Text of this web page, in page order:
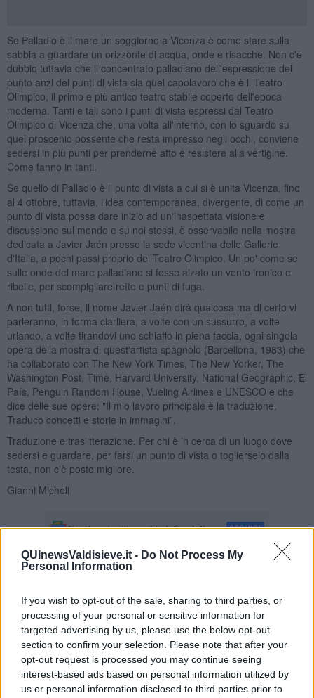
QUInewsValdisieve.it - Do Not Process My
Personal Information
If you wish to opt-out of the sale, sharing to third parties, or
processing of your personal or sensitive information for
targeted advertising by us, please use the below opt-out
section to confirm your selection. Please note that after your
opt-out request is processed you may continue seeing
interest-based ads based on personal information utilized by
us or personal information disclosed to third parties prior to
Se Palladio è il mare un soggiorno a Vicenza è come stare sulla
sabbia a guardare un orizzonte di acqua, onde e risacche. Non c'è
dubbio tuttavia che il concentrato palladiano dell'espressione del
punto anzi dei punti di vista sia quel capolavoro che è il Teatro
Olimpico, il primo e più antico teatro stabile coperto dell'epoca
moderna. Tanti e tali sono i punti di vista espressi dal Teatro
Olimpico di Vicenza che, una volta all'interno, con lo sguardo su
quel proscenio possente che resta impresso negli occhi, conviene
sedersi in più punti per prenderne atto e resistere alla vertigine.
Come fanno in tanti.
Se quello di Palladio è il punto di vista a cui si è unita Vicenza, fino
al 4 ottobre, tuttavia, l'idea contemporanea, divergente, di come un
punto di vista possa dare inizio ad un'inaspettata visione e
discussione sul mondo e su noi stessi, è osservabile nella mostra
dedicata a Javier Jaén presso la sede vicentina delle Gallerie
d'Italia, a pochi passi proprio del Teatro Olimpico. Un po' come se
sulle onde del mare palladiano si fosse alzato un vento ironico e
ribelle, per scompigliare rette e punti di fuga.
A non tutti, forse, il nome Javier Jaén dirà qualcosa ma di certo vi
parleranno, in forma ciarliera, a volte con un sussurro, a volte
urlando, a volte tirandovi uno schiaffo in piena faccia, ogni singola
opera della mostra di quest'artista spagnolo (Barcellona, 1983) che
ha collaborato con The New York Times, The New Yorker, The
Washington Post, Time, Harvard University, National Geographic, El
País, Penguin Random House, Vueling Airlines e UNESCO e che
dice delle sue opere: "Il mio lavoro principale è la traduzione.
Traduco concetti e storie in immagini”.
Traduzione e traslitterazione. Per chi è in cerca di un luogo dove
sedersi e guardare, per farsi un punto di vista o toglierselo dalla
testa, non c'è posto migliore.
Gianni Micheli
Newsletter QUInews - ToscanaMedia.Arriva gratis tutti i giorni
alle 20:00 direttamente nella tua casella di posta.
Basta cliccareQUI
Fotogallery